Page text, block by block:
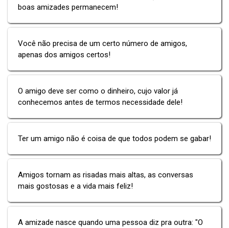
boas amizades permanecem!
Você não precisa de um certo número de amigos,
apenas dos amigos certos!
O amigo deve ser como o dinheiro, cujo valor já
conhecemos antes de termos necessidade dele!
Ter um amigo não é coisa de que todos podem se gabar!
Amigos tornam as risadas mais altas, as conversas
mais gostosas e a vida mais feliz!
A amizade nasce quando uma pessoa diz pra outra: "O